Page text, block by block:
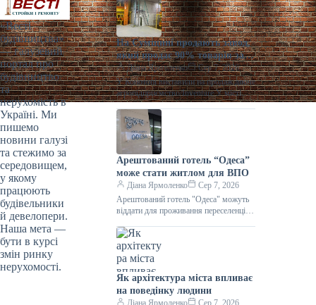
«Весті
будівництва»
— галузевий
портал про
будівництво
та
нерухомість в
Україні. Ми
пишемо
новини галузі
та стежимо за
середовищем,
у якому
працюють
будівельники
й девелопери.
Наша мета —
бути в курсі
змін ринку
нерухомості.
На Сумщині продають завод,
який продає 90% товарів за
кордон
Діана Ярмоленко
Сер 7, 2026
У Конотопі виставили на продаж діюче
агропідприємство/Inventure У місті
Конотоп Сумської області виставили
на продаж 100% корпоративних прав
діючого агропереробного
Арештований готель “Одеса”
може стати житлом для ВПО
Діана Ярмоленко
Сер 7, 2026
Арештований готель "Одеса" можуть
віддати для проживання переселенців /
може стати першим арештованим
об’єктом нерухомості,
Як архітектура міста впливає
на поведінку людини
Діана Ярмоленко Сер 7, 2026